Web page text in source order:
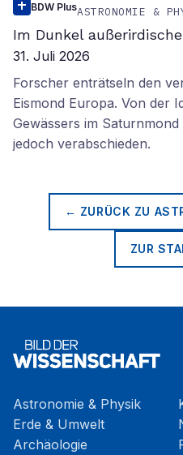
BDW PlusASTRONOMIE &
Im Dunkel
31. Juli 2026
Forscher enträtseln den
Eismond Europa. Von der
Gewässers im
jedoch verabschieden.
← ZURÜCK ZU
ZUR
Astronomie & Physik
Erde & Umwelt
Archäologie